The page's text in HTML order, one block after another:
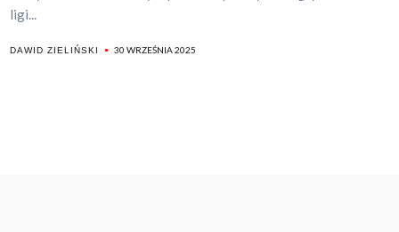
ligi...
DAWID ZIELIŃSKI 30 WRZEŚNIA 2025